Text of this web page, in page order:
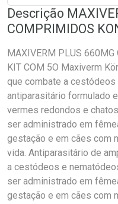
Descrição
COMPRIMIDOS
MAXIVERM PLUS 660MG
KIT COM 5O Maxiverm
que combate a
antiparasitário formulado
vermes redondos e
ser administrado em
gestação e em cães com
vida. Antiparasitário de
a cestódeos e
ser administrado em
gestação e em cães com